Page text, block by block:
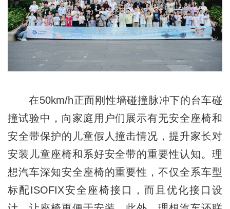
在50km/h正面刚性墙碰撞脉冲下的台车碰
撞试验中，向家庭用户们展示有无安全座椅和
安全带保护的儿童假人撞击情况，提升家长对
安装儿童座椅和系好安全带的重要性认知。理
想汽车深知安全座椅的重要性，不仅全系车型
标配ISOFIX安全座椅接口，而且优化接口设